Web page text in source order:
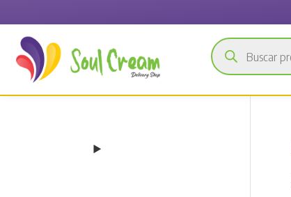
Búsqueda
de
productos